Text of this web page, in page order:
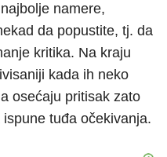
namere,
da popustite, tj. da
kritika. Na kraju
kada ih neko
osećaju pritisak zato
tuđa očekivanja.